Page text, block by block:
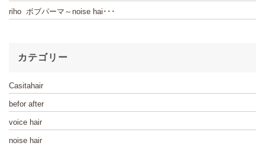
riho ボブパーマ～noise hai･･･
カテゴリー
Casitahair
befor after
voice hair
noise hair